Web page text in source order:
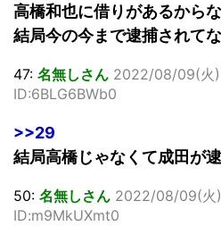
高橋和也に借りがあるからな
結局今の今まで逮捕されて
47: 名無しさん 2022/08/09(火
ID:6BLG6BWb0
>>29
結局高橋じゃなくて成田が
50: 名無しさん 2022/08/09(火
ID:m9MkUXmt0